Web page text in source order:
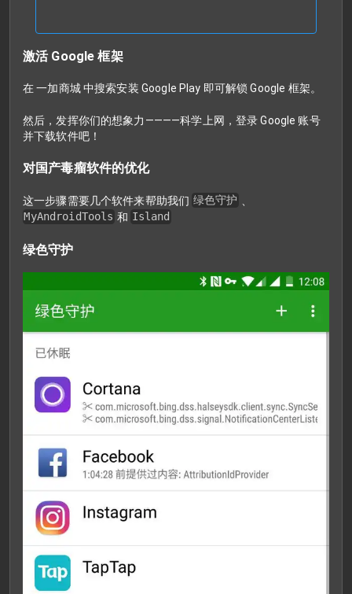
激活 Google 框架
在 一加商城 中搜索安装 Google Play 即可解锁 Google 框架。
然后，发挥你们的想象力————科学上网，登录 Google 账号
并下载软件吧！
对国产毒瘤软件的优化
这一步骤需要几个软件来帮助我们 绿色守护
MyAndroidTools 和 Island
绿色守护